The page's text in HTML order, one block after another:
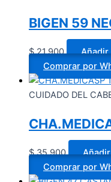
BIGEN 59
$21.900
Añadir
Comprar por
CUIDADO DEL
$35.900
Comprar por